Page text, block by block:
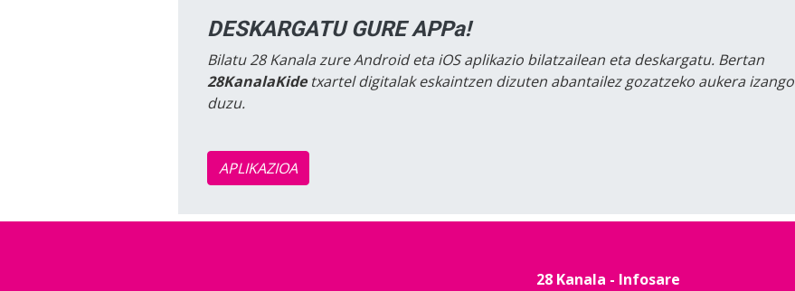
DESKARGATU GURE APPa!
Bilatu 28 Kanala zure Android eta iOS aplikazio bilatzailean eta deskargatu. Bertan
28KanalaKidetxartel digitalak eskaintzen dizuten abantailez gozatzeko aukera izango
duzu.
APLIKAZIOA
28 Kanala - Infosare